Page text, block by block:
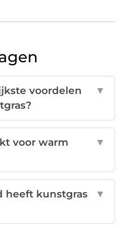
voordelen
▼
voor warm
▼
heeft kunstgras
▼